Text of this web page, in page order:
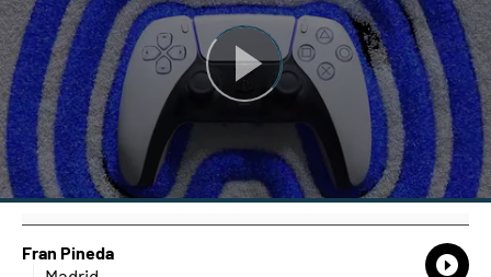
Fran Pineda